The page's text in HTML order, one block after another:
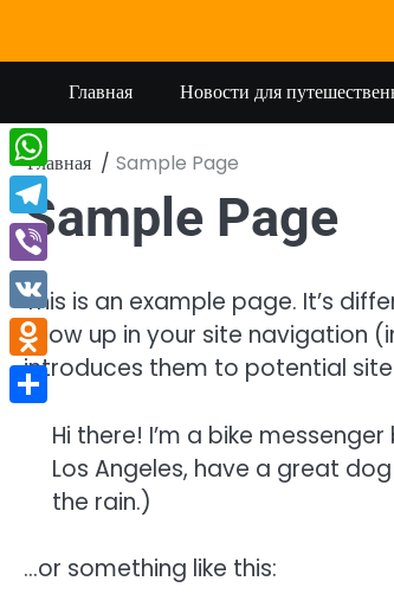
содержимому
Главная Новости для
Главная Sample Page
Sample Page
This is an example page. It’s
show up in your site navigation
introduces them to potential
Hi there! I’m a bike
Los Angeles, have a great
the rain.)
…or something like this:
WhatsApp
Telegram
Viber
VK
Odnoklassniki
Отправить